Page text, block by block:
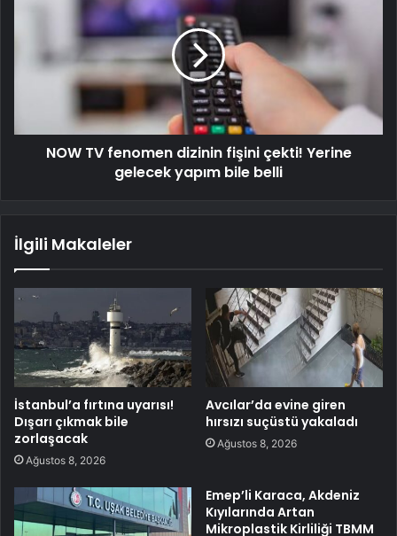
NOW TV fenomen dizinin fişini çekti! Yerine
gelecek yapım bile belli
İlgili Makaleler
İstanbul’a fırtına uyarısı!
Dışarı çıkmak bile
zorlaşacak
Ağustos 8, 2026
Avcılar’da evine giren
hırsızı suçüstü yakaladı
Ağustos 8, 2026
Emep’li Karaca, Akdeniz
Kıyılarında Artan
Mikroplastik Kirliliği TBMM